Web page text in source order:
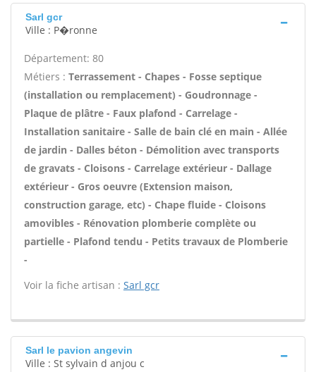
Sarl gcr
Ville : P�ronne
Département: 80
Métiers : Terrassement - Chapes - Fosse septique
(installation ou remplacement) - Goudronnage -
Plaque de plâtre - Faux plafond - Carrelage -
Installation sanitaire - Salle de bain clé en main - Allée
de jardin - Dalles béton - Démolition avec transports
de gravats - Cloisons - Carrelage extérieur - Dallage
extérieur - Gros oeuvre (Extension maison,
construction garage, etc) - Chape fluide - Cloisons
amovibles - Rénovation plomberie complète ou
partielle - Plafond tendu - Petits travaux de Plomberie
-
Voir la fiche artisan : Sarl gcr
Sarl le pavion angevin
Ville : St sylvain d anjou c